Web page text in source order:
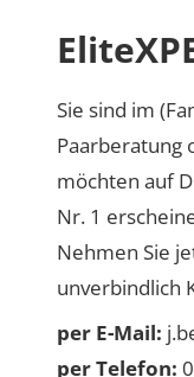
Sie sind im
Paarberatung
möchten auf
Nr. 1
Nehmen Sie
unverbindlich
per E-Mail:
per Telefon: